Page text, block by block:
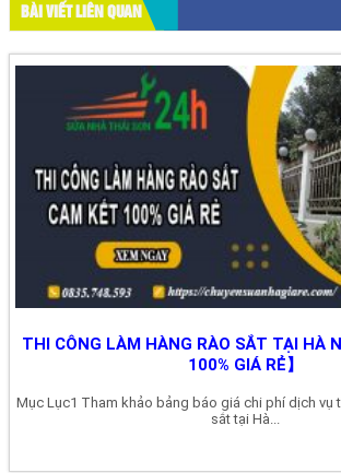
BÀI VIẾT LIÊN QUAN
THI CÔNG LÀM HÀNG RÀO SẮT TẠI HÀ
100% GIÁ RẺ】
Mục Lục1 Tham khảo bảng báo giá chi phí dịch vụ
sắt tại Hà...